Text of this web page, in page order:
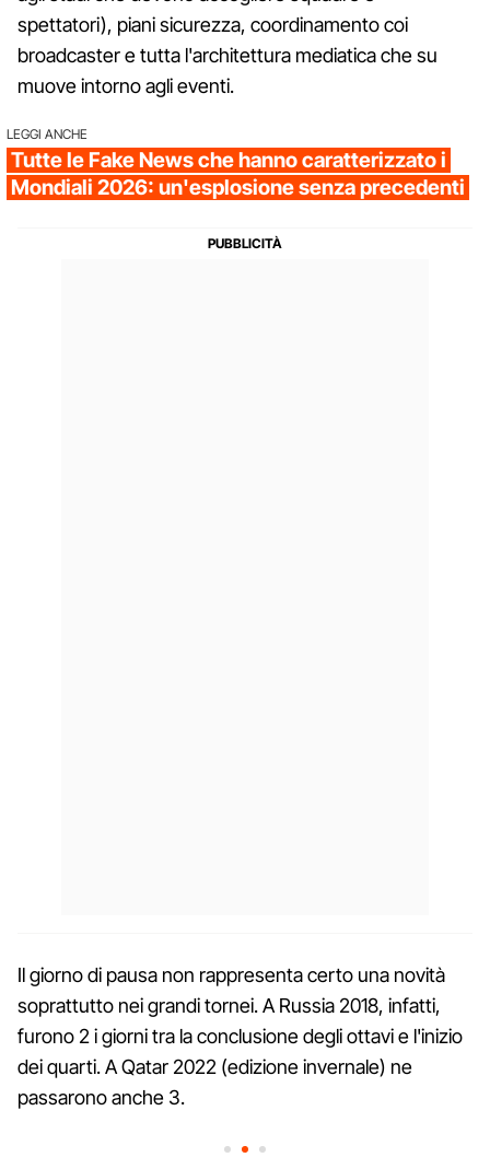
spettatori), piani sicurezza, coordinamento coi
broadcaster e tutta l'architettura mediatica che su
muove intorno agli eventi.
LEGGI ANCHE
Tutte le Fake News che hanno caratterizzato i
Mondiali 2026: un'esplosione senza precedenti
Il giorno di pausa non rappresenta certo una novità
soprattutto nei grandi tornei. A Russia 2018, infatti,
furono 2 i giorni tra la conclusione degli ottavi e l'inizio
dei quarti. A Qatar 2022 (edizione invernale) ne
passarono anche 3.